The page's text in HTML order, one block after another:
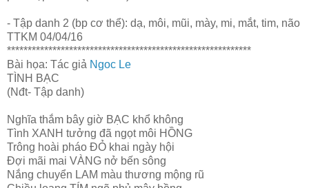
- Tập danh 2 (bp cơ thể): dạ, môi, mũi, mày, mi, mắt, tim, não
TTKM 04/04/16
***********************************************************
Bài họa: Tác giả Ngoc Le
TÌNH BẠC
(Nđt- Tập danh)
Nghĩa thắm bây giờ BẠC khổ không
Tình XANH tưởng đã ngọt môi HỒNG
Trông hoài pháo ĐỎ khai ngày hội
Đợi mãi mai VÀNG nở bến sông
Nắng chuyển LAM màu thương mộng rũ